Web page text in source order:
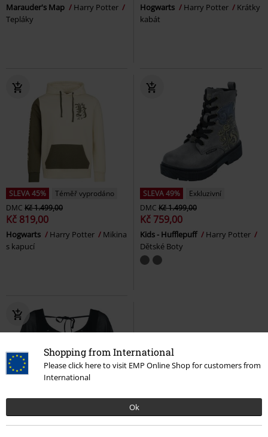
Shopping from International
Please click here to visit EMP Online Shop for customers from
International
Ok
Marauder's Map
Harry Potter
Tepláky
Hogwarts Harry Potter
Krátky
kabát
SLEVA 45%
Téměř vyprodáno
DMC Kč 1.499,00
Kč 819,00
Hogwarts Harry Potter
Mikina
s kapucí
SLEVA 49%
Exkluzivní
DMC Kč 1.499,00
Kč 759,00
Kids - Hufflepuff
Harry Potter
Dětské Boty